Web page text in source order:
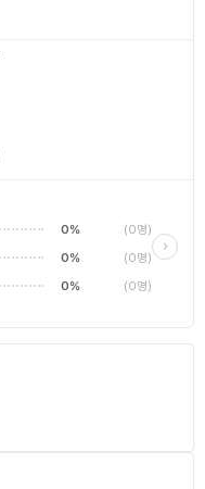
0% (0명)
0% (0명)
0% (0명)
별로에
평범해
›